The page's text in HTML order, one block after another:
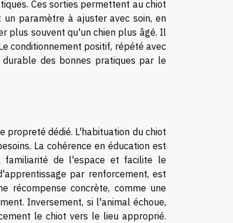
Ces sorties permettent au chiot
paramètre à ajuster avec soin, en
plus souvent qu'un chien plus âgé. Il
conditionnement positif, répété avec
des bonnes pratiques par le
propreté dédié. L'habituation du chiot
La cohérence en éducation est
familiarité de l'espace et facilite le
par renforcement, est
récompense concrète, comme une
Inversement, si l'animal échoue,
le chiot vers le lieu approprié.